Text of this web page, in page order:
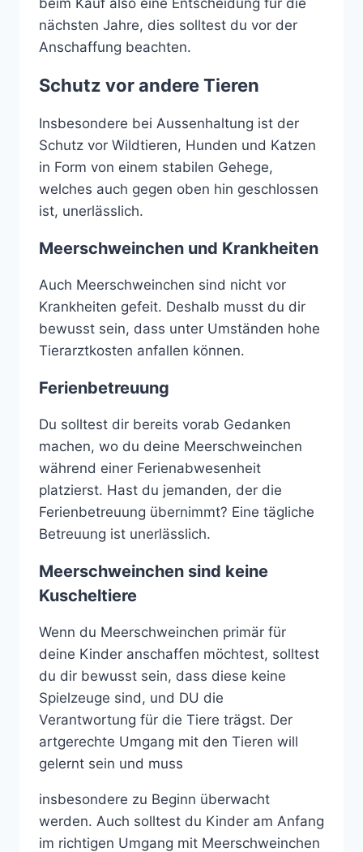
beim Kauf also eine Entscheidung für die
nächsten Jahre, dies solltest du vor der
Anschaffung beachten.
Schutz vor andere Tieren
Insbesondere bei Aussenhaltung ist der
Schutz vor Wildtieren, Hunden und Katzen
in Form von einem stabilen Gehege,
welches auch gegen oben hin geschlossen
ist, unerlässlich.
Meerschweinchen und Krankheiten
Auch Meerschweinchen sind nicht vor
Krankheiten gefeit. Deshalb musst du dir
bewusst sein, dass unter Umständen hohe
Tierarztkosten anfallen können.
Ferienbetreuung
Du solltest dir bereits vorab Gedanken
machen, wo du deine Meerschweinchen
während einer Ferienabwesenheit
platzierst. Hast du jemanden, der die
Ferienbetreuung übernimmt? Eine tägliche
Betreuung ist unerlässlich.
Meerschweinchen sind keine
Kuscheltiere
Wenn du Meerschweinchen primär für
deine Kinder anschaffen möchtest, solltest
du dir bewusst sein, dass diese keine
Spielzeuge sind, und DU die
Verantwortung für die Tiere trägst. Der
artgerechte Umgang mit den Tieren will
gelernt sein und muss
insbesondere zu Beginn überwacht
werden. Auch solltest du Kinder am Anfang
im richtigen Umgang mit Meerschweinchen